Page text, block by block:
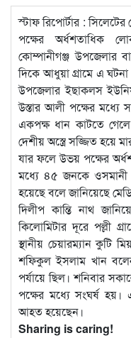
স্টাফ রিপোর্টার :
পক্ষের অর্ধশতাধিক
কোম্পানীগঞ্জ উপজেলার
দিকে আধুয়া গ্রামে এ
উপজেলার ইছাকলস
উস্তার আলী পক্ষের মধ্যে
একপক্ষ ধান কাটতে
দেশীয় অস্ত্রে সজ্জিত হয়ে
যার ফলে উভয় পক্ষের
মধ্যে ৪৫ জনকে ওসমানী
হয়েছে বলে জানিয়েছে
দিলীপ কান্তি নাথ
কিলোমিটার দূরে পল্লী
স্থানীয় চেয়ারম্যান কুটি
শফিকুল ইসলাম খান
পর্যায়ে ছিল। শনিবার
পক্ষের মধ্যে সংঘর্ষ
আহত হয়েছেন।
Sharing is caring!